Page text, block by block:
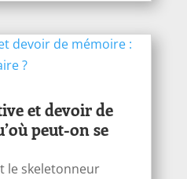
et devoir de
peut-on se
le skeletonneur